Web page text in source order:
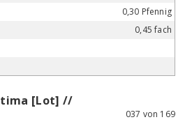
0,30 Pfennig
0,45 fach
[Lot] //
037 von 169